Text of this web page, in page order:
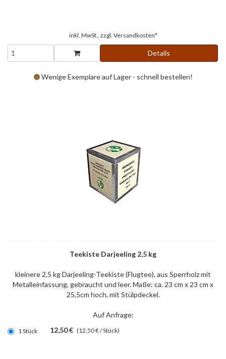
inkl. MwSt., zzgl. Versandkosten*
Details
Wenige Exemplare auf Lager - schnell bestellen!
Teekiste Darjeeling 2,5 kg
kleinere 2,5 kg Darjeeling-Teekiste (Flugtee), aus Sperrholz mit
Metalleinfassung, gebraucht und leer. Maße: ca. 23 cm x 23 cm x
25,5cm hoch, mit Stülpdeckel.
Auf Anfrage:
1 Stück 12,50 € (12,50 € / Stück)